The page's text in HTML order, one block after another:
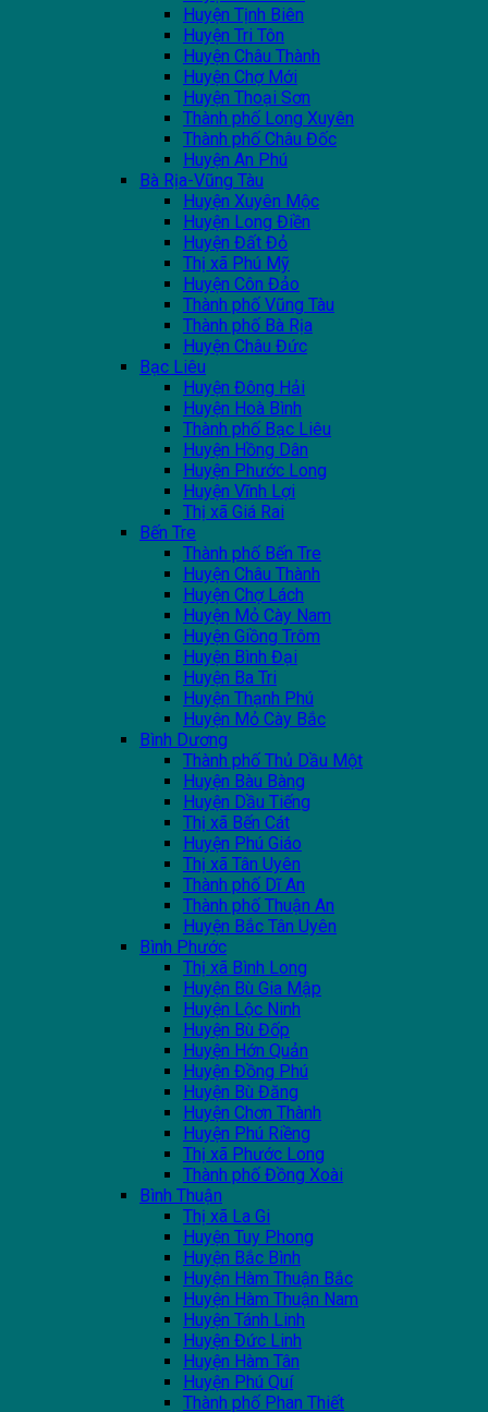
Huyện Tịnh Biên
Huyện Tri Tôn
Huyện Châu Thành
Huyện Chợ Mới
Huyện Thoại Sơn
Thành phố Long Xuyên
Thành phố Châu Đốc
Huyện An Phú
Bà Rịa-Vũng Tàu
Huyện Xuyên Mộc
Huyện Long Điền
Huyện Đất Đỏ
Thị xã Phú Mỹ
Huyện Côn Đảo
Thành phố Vũng Tàu
Thành phố Bà Rịa
Huyện Châu Đức
Bạc Liêu
Huyện Đông Hải
Huyện Hoà Bình
Thành phố Bạc Liêu
Huyện Hồng Dân
Huyện Phước Long
Huyện Vĩnh Lợi
Thị xã Giá Rai
Bến Tre
Thành phố Bến Tre
Huyện Châu Thành
Huyện Chợ Lách
Huyện Mỏ Cày Nam
Huyện Giồng Trôm
Huyện Bình Đại
Huyện Ba Tri
Huyện Thạnh Phú
Huyện Mỏ Cày Bắc
Bình Dương
Thành phố Thủ Dầu Một
Huyện Bàu Bàng
Huyện Dầu Tiếng
Thị xã Bến Cát
Huyện Phú Giáo
Thị xã Tân Uyên
Thành phố Dĩ An
Thành phố Thuận An
Huyện Bắc Tân Uyên
Bình Phước
Thị xã Bình Long
Huyện Bù Gia Mập
Huyện Lộc Ninh
Huyện Bù Đốp
Huyện Hớn Quản
Huyện Đồng Phú
Huyện Bù Đăng
Huyện Chơn Thành
Huyện Phú Riềng
Thị xã Phước Long
Thành phố Đồng Xoài
Bình Thuận
Thị xã La Gi
Huyện Tuy Phong
Huyện Bắc Bình
Huyện Hàm Thuận Bắc
Huyện Hàm Thuận Nam
Huyện Tánh Linh
Huyện Đức Linh
Huyện Hàm Tân
Huyện Phú Quí
Thành phố Phan Thiết